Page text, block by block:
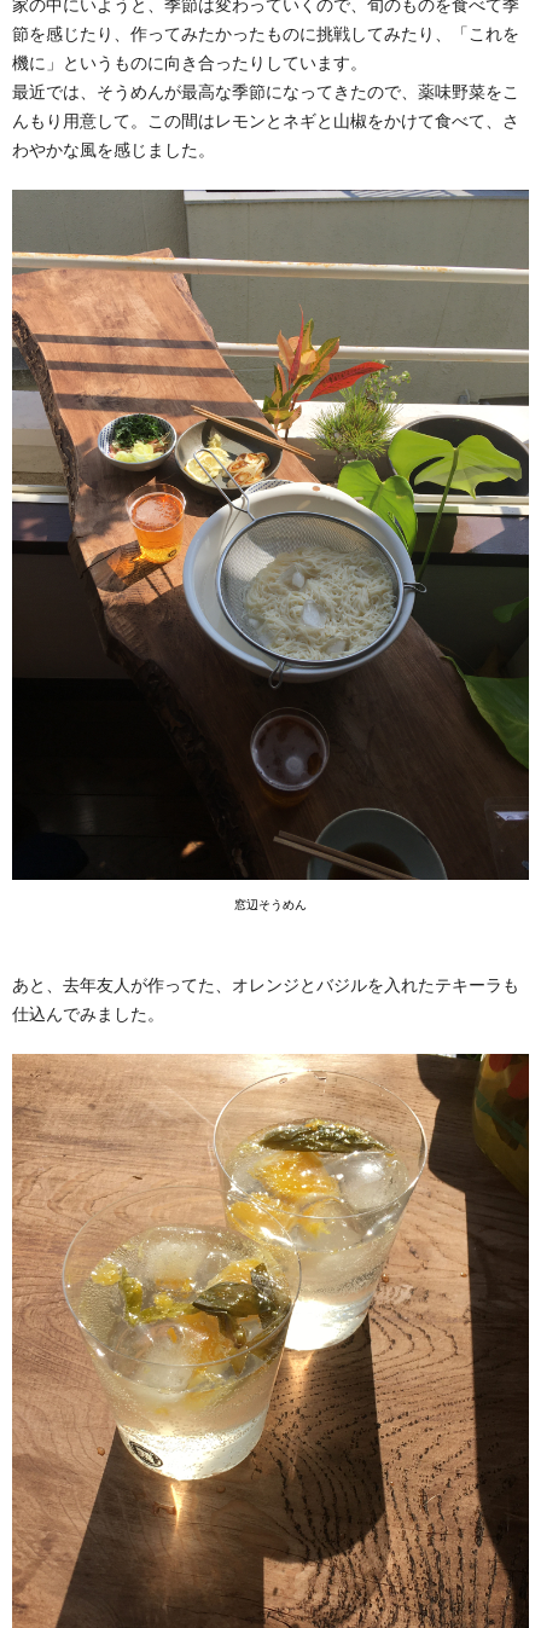
家の中にいようと、季節は変わっていくので、旬のものを食べて季
節を感じたり、作ってみたかったものに挑戦してみたり、「これを
機に」というものに向き合ったりしています。
最近では、そうめんが最高な季節になってきたので、薬味野菜をこ
んもり用意して。この間はレモンとネギと山椒をかけて食べて、さ
わやかな風を感じました。
窓辺そうめん
あと、去年友人が作ってた、オレンジとバジルを入れたテキーラも
仕込んでみました。